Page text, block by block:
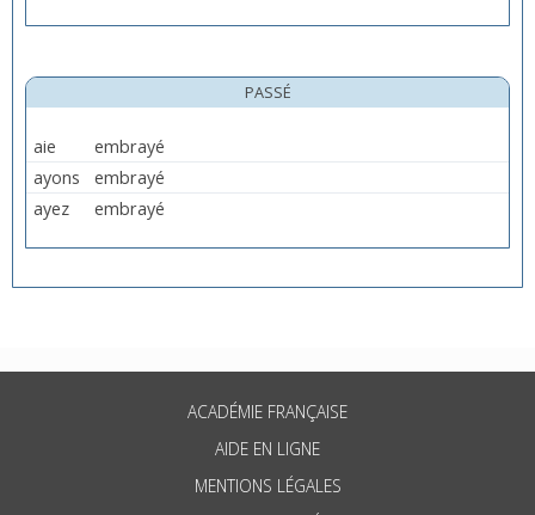
PASSÉ
aie
embrayé
ayons
embrayé
ayez
embrayé
ACADÉMIE FRANÇAISE
AIDE EN LIGNE
MENTIONS LÉGALES